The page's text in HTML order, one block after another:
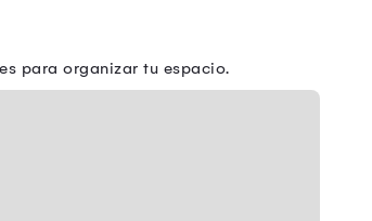
para organizar tu espacio.